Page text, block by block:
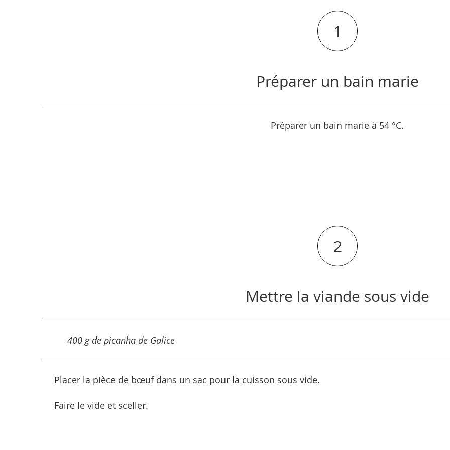
1
Préparer un bain marie
Préparer un bain marie à 54 °C.
2
Mettre la viande sous vide
400 g de picanha de Galice
Placer la pièce de bœuf dans un sac pour la cuisson sous vide.
Faire le vide et sceller.